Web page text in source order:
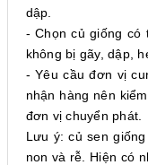
dập.
- Chọn củ giống có
không bị gãy, dập,
- Yêu cầu đơn vị
nhận hàng nên
đơn vị chuyển phát.
Lưu ý: củ sen
non và rễ. Hiện có